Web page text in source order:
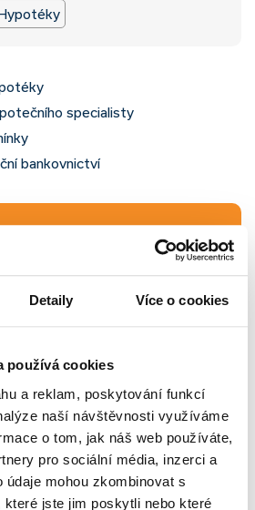
Detaily Více o cookies
používá cookies
a reklam, poskytování funkcí
naší návštěvnosti využíváme
o tom, jak náš web používáte,
pro sociální média, inzerci a
údaje mohou zkombinovat s
jste jim poskytli nebo které
specialisty
bankovnictví